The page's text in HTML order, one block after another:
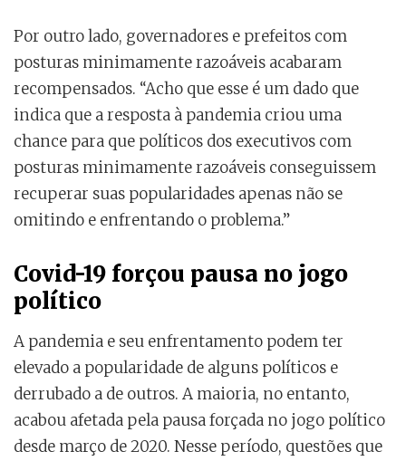
Por outro lado, governadores e prefeitos com
posturas minimamente razoáveis acabaram
recompensados. “Acho que esse é um dado que
indica que a resposta à pandemia criou uma
chance para que políticos dos executivos com
posturas minimamente razoáveis conseguissem
recuperar suas popularidades apenas não se
omitindo e enfrentando o problema.”
Covid-19 forçou pausa no jogo
político
A pandemia e seu enfrentamento podem ter
elevado a popularidade de alguns políticos e
derrubado a de outros. A maioria, no entanto,
acabou afetada pela pausa forçada no jogo político
desde março de 2020. Nesse período, questões que